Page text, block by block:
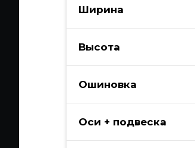
Ширина
Высота
Ошиновка
Оси + подвеска